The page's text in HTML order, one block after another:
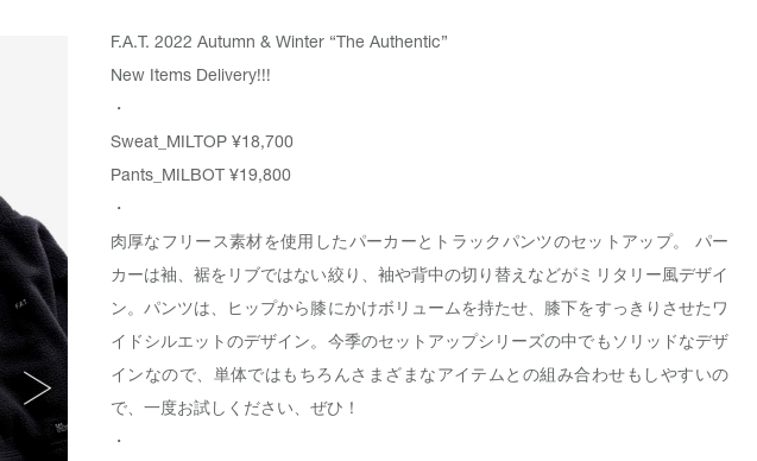
F.A.T. 2022 Autumn & Winter “The Authentic”
New Items Delivery!!!
・
Sweat_ MILTOP¥18,700
Pants_ MILBOT¥19,800
・
肉厚なフリース素材を使用したパーカーとトラックパンツのセットアップ。 パー
カーは袖、裾をリブではない絞り、袖や背中の切り替えなどがミリタリー風デザイ
ン。パンツは、ヒップから膝にかけボリュームを持たせ、膝下をすっきりさせたワ
イドシルエットのデザイン。今季のセットアップシリーズの中でもソリッドなデザ
インなので、単体ではもちろんさまざまなアイテムとの組み合わせもしやすいの
で、一度お試しください、ぜひ！
・